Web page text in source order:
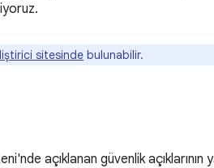
sitesinde bulunabilir.
açıklanan güvenlik açıklarının